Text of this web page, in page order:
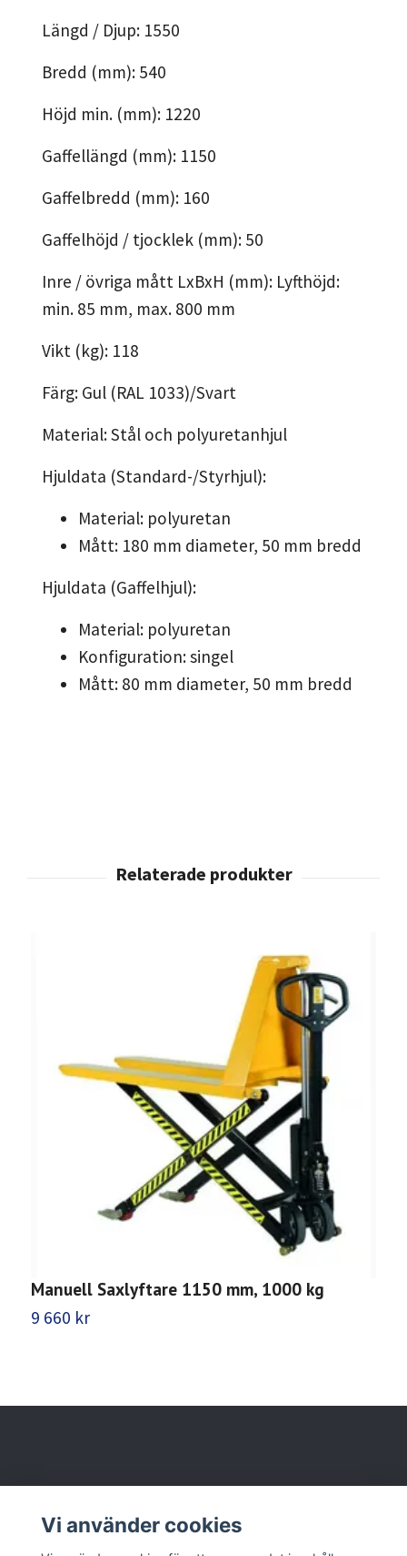
Längd / Djup: 1550
Bredd (mm): 540
Höjd min. (mm): 1220
Gaffellängd (mm): 1150
Gaffelbredd (mm): 160
Gaffelhöjd / tjocklek (mm): 50
Inre / övriga mått LxBxH (mm): Lyfthöjd:
min. 85 mm, max. 800 mm
Vikt (kg): 118
Färg: Gul (RAL 1033)/Svart
Material: Stål och polyuretanhjul
Hjuldata (Standard-/Styrhjul):
Material: polyuretan
Mått: 180 mm diameter, 50 mm bredd
Hjuldata (Gaffelhjul):
Material: polyuretan
Konfiguration: singel
Mått: 80 mm diameter, 50 mm bredd
Manuell Saxlyftare 1150 mm, 1000 kg
9 660 kr
Vi använder cookies